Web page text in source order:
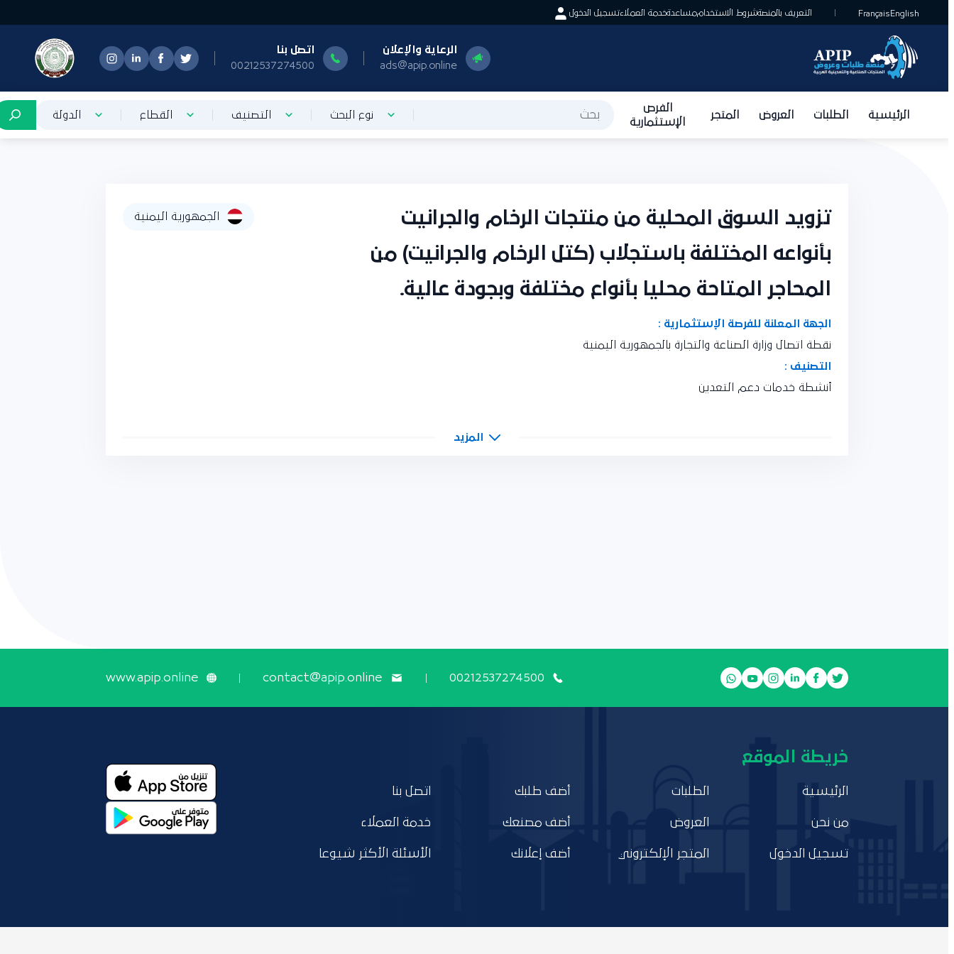
English
Français التعريف بالمنصةشروط الاستخداممساعدةخدمة العملاءتسجيل الدخول
الرعاية والإعلان
ads@apip.online
اتصل بنا
00212537274500
الرئيسية الطلبات العروض المتجر
الفرص
الإستثمارية
نوع البحث التصنيف القطاع الدولة
تزويد السوق المحلية من منتجات الرخام والجرانيت
بأنواعه المختلفة باستجلاب (كتل الرخام والجرانيت) من
المحاجر المتاحة محليا بأنواع مختلفة وبجودة عالية.
الجمهورية اليمنية
الجهة المعلنة للفرصة الإستثمارية :
نقطة اتصال وزارة الصناعة والتجارة بالجمهورية اليمنية
التصنيف :
أنشطة خدمات دعم التعدين
المزيد
00212537274500
contact@apip.online
www.apip.online
خريطة الموقع
الرئيسية
من نحن
تسجيل الدخول
الطلبات
العروض
المتجر الإلكتروني
أضف طلبك
أضف مصنعك
أضف إعلانك
اتصل بنا
خدمة العملاء
الأسئلة الأكثر شيوعا